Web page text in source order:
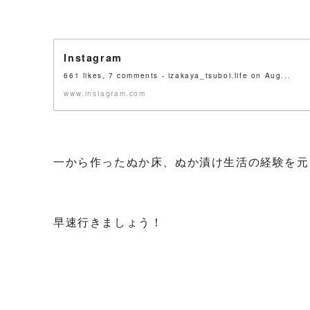
Instagram
661 likes, 7 comments - izakaya_tsuboi.life on Aug...
www.instagram.com
一から作ったぬか床、ぬか漬け生活の経験を元
早速行きましょう！